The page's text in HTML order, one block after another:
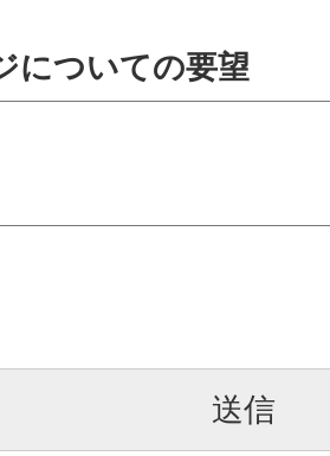
についての要望